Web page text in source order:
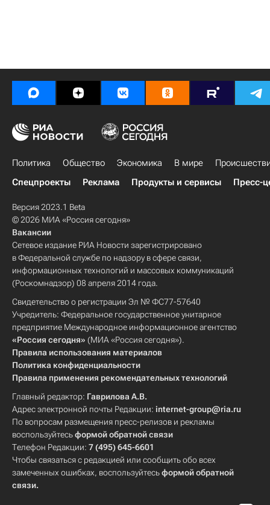
Политика Общество Экономика В мире
Спецпроекты
Реклама Продукты и сервисы Пресс-
Версия 2023.1 Beta
© 2026 МИА «Россия сегодня»
Вакансии
Сетевое издание РИА Новости зарегистрировано
в Федеральной службе по надзору в сфере связи,
информационных технологий и массовых коммуникаций
(Роскомнадзор) 08 апреля 2014 года.
Свидетельство о регистрации Эл № ФС77-57640
Учредитель: Федеральное государственное унитарное
предприятие Международное информационное агентство
«Россия сегодня» (МИА «Россия сегодня»).
Правила использования материалов
Политика конфиденциальности
Правила применения рекомендательных технологий
Главный редактор: Гаврилова А.В.
Адрес электронной почты Редакции: internet-group@ria.ru
По вопросам размещения пресс-релизов и рекламы
воспользуйтесьформой обратной связи
Телефон Редакции: 7 (495) 645-6601
Чтобы связаться с редакцией или сообщить обо всех
замеченных ошибках, воспользуйтесьформой обратной
связи.